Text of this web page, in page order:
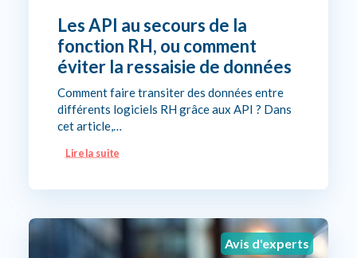
Les API au secours de la
fonction RH, ou comment
éviter la ressaisie de données
Comment faire transiter des données entre
différents logiciels RH grâce aux API ? Dans
cet article,…
Lire la suite
Avis d'experts